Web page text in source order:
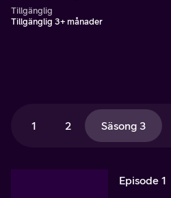
Tillgänglig
Tillgänglig 3+ månader
1 2 Säsong 3
Episode 1